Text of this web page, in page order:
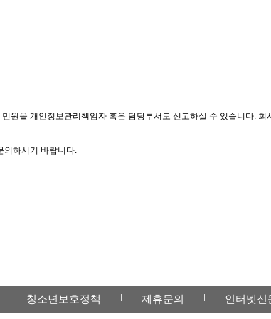
원을 개인정보관리책임자 혹은 담당부서로 신고하실 수 있습니다. 회
의하시기 바랍니다.
청소년보호정책 제휴문의 인터넷신